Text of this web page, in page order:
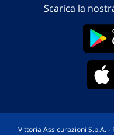
Scarica la
Vittoria Assicurazioni S.p.A.